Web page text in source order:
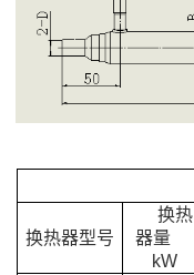
换热器型号
换热
器量
kW